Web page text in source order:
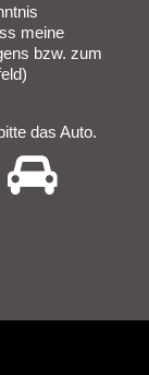
meine
bzw. zum
das Auto.